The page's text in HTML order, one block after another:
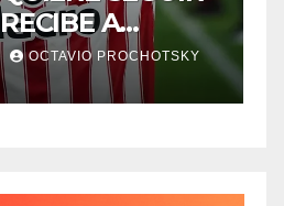
A
MENDOZA EN
OCTAVIO PROCHOTSKY